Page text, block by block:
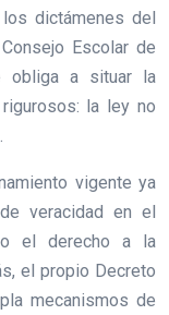
dictámenes del
Escolar de
obliga a situar la
la ley no
vigente ya
veracidad en el
el derecho a la
el propio Decreto
mecanismos de